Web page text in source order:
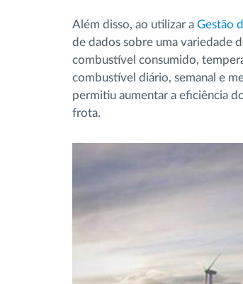
Além disso, ao utilizar a Gestão
de dados sobre uma variedade
combustível consumido,
combustível diário, semanal e
permitiu aumentar a eficiência
frota.